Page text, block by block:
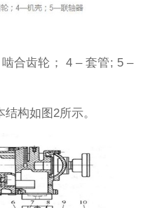
合齿轮； 4 – 套管; 5 –
构如图2所示。